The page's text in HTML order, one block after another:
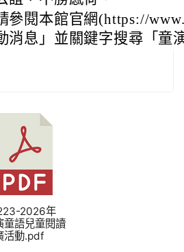
參閱本館官網(https://
消息」並關鍵字搜尋「童
2026年
童語兒童閱讀
活動.pdf